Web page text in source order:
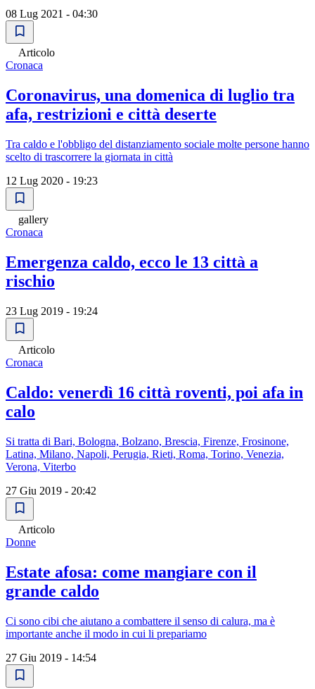
08 Lug 2021 - 04:30
Articolo
Cronaca
Coronavirus, una domenica di luglio tra
afa, restrizioni e città deserte
Tra caldo e l'obbligo del distanziamento sociale molte persone hanno
scelto di trascorrere la giornata in città
12 Lug 2020 - 19:23
gallery
Cronaca
Emergenza caldo, ecco le 13 città a
rischio
23 Lug 2019 - 19:24
Articolo
Cronaca
Caldo: venerdì 16 città roventi, poi afa in
calo
Si tratta di Bari, Bologna, Bolzano, Brescia, Firenze, Frosinone,
Latina, Milano, Napoli, Perugia, Rieti, Roma, Torino, Venezia,
Verona, Viterbo
27 Giu 2019 - 20:42
Articolo
Donne
Estate afosa: come mangiare con il
grande caldo
Ci sono cibi che aiutano a combattere il senso di calura, ma è
importante anche il modo in cui li prepariamo
27 Giu 2019 - 14:54